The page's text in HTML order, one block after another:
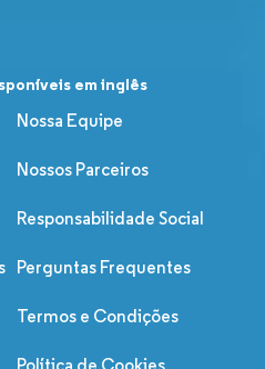
em inglês
Nossa Equipe
Nossos Parceiros
Responsabilidade Social
Perguntas Frequentes
Termos e Condições